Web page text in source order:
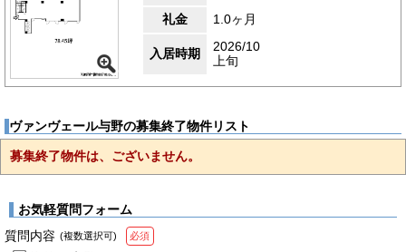
礼金
1.0ヶ月
入居時期
2026/10
上旬
ヴァンヴェール与野の募集終了物件リスト
募集終了物件は、ございません。
お気軽質問フォーム
質問内容 (複数選択可) 必須